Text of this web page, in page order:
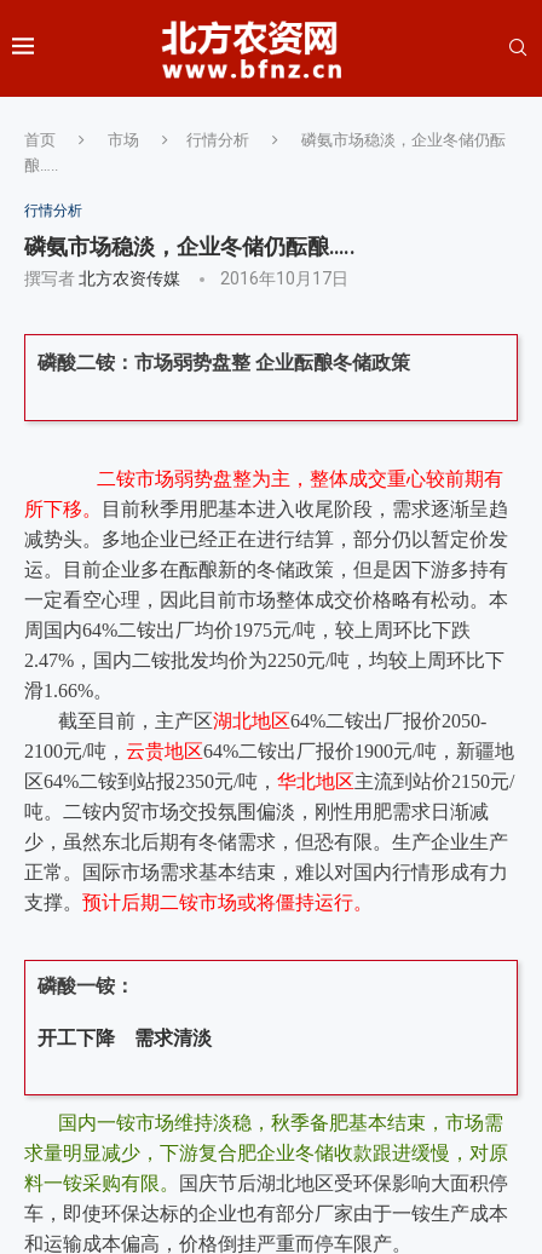
首页 市场 行情分析
磷氨市场稳淡，企业冬储仍酝
酿…..
行情分析
磷氨市场稳淡，企业冬储仍酝酿…..
撰写者北方农资传媒 2016年10月17日
磷酸二铵：市场弱势盘整 企业酝酿冬储政策
二铵市场弱势盘整为主，整体成交重心较前期有
所下移。
目前秋季用肥基本进入收尾阶段，需求逐渐呈趋
减势头。多地企业已经正在进行结算，部分仍以暂定价发
运。目前企业多在酝酿新的冬储政策，但是因下游多持有
一定看空心理，因此目前市场整体成交价格略有松动。本
周国内64%二铵出厂均价1975元/吨，较上周环比下跌
2.47%，国内二铵批发均价为2250元/吨，均较上周环比下
滑1.66%。
截至目前，主产区湖北地区64%二铵出厂报价2050-
2100元/吨， 云贵地区64%二铵出厂报价1900元/吨，新疆地
区64%二铵到站报2350元/吨， 华北地区主流到站价2150元/
吨。二铵内贸市场交投氛围偏淡，刚性用肥需求日渐减
少，虽然东北后期有冬储需求，但恐有限。生产企业生产
正常。国际市场需求基本结束，难以对国内行情形成有力
支撑。 预计后期二铵市场或将僵持运行。
磷酸一铵：
开工下降 需求清淡
国内一铵市场维持淡稳，秋季备肥基本结束，市场需
求量明显减少，下游复合肥企业冬储收款跟进缓慢，对原
料一铵采购有限。
国庆节后湖北地区受环保影响大面积停
车，即使环保达标的企业也有部分厂家由于一铵生产成本
和运输成本偏高，价格倒挂严重而停车限产。